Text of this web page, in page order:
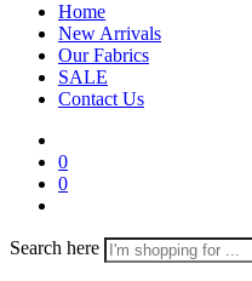
Home
New Arrivals
Our Fabrics
SALE
Contact Us
0
0
Search here